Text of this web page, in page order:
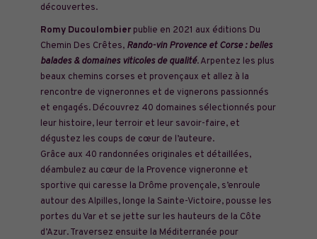
découvertes.
Romy Ducoulombierpublie en 2021 aux éditions Du
Chemin Des Crêtes, Rando-vin Provence et Corse : belles
balades & domaines viticoles de qualité. Arpentez les plus
beaux chemins corses et provençaux et allez à la
rencontre de vigneronnes et de vignerons passionnés
et engagés. Découvrez 40 domaines sélectionnés pour
leur histoire, leur terroir et leur savoir-faire, et
dégustez les coups de cœur de l’auteure.
Grâce aux 40 randonnées originales et détaillées,
déambulez au cœur de la Provence vigneronne et
sportive qui caresse la Drôme provençale, s’enroule
autour des Alpilles, longe la Sainte-Victoire, pousse les
portes du Var et se jette sur les hauteurs de la Côte
d’Azur. Traversez ensuite la Méditerranée pour